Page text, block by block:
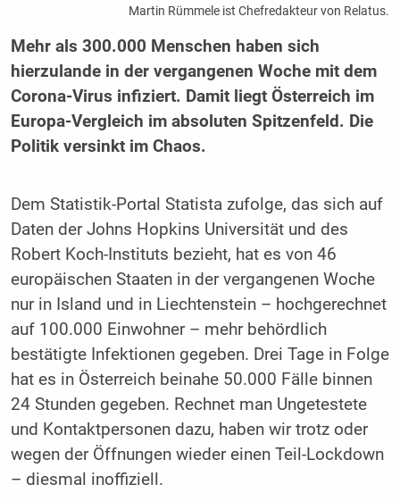
Martin Rümmele ist Chefredakteur von Relatus.
Mehr als 300.000 Menschen haben sich
hierzulande in der vergangenen Woche mit dem
Corona-Virus infiziert. Damit liegt Österreich im
Europa-Vergleich im absoluten Spitzenfeld. Die
Politik versinkt im Chaos.
Dem Statistik-Portal Statista zufolge, das sich auf
Daten der Johns Hopkins Universität und des
Robert Koch-Instituts bezieht, hat es von 46
europäischen Staaten in der vergangenen Woche
nur in Island und in Liechtenstein – hochgerechnet
auf 100.000 Einwohner – mehr behördlich
bestätigte Infektionen gegeben. Drei Tage in Folge
hat es in Österreich beinahe 50.000 Fälle binnen
24 Stunden gegeben. Rechnet man Ungetestete
und Kontaktpersonen dazu, haben wir trotz oder
wegen der Öffnungen wieder einen Teil-Lockdown
– diesmal inoffiziell.